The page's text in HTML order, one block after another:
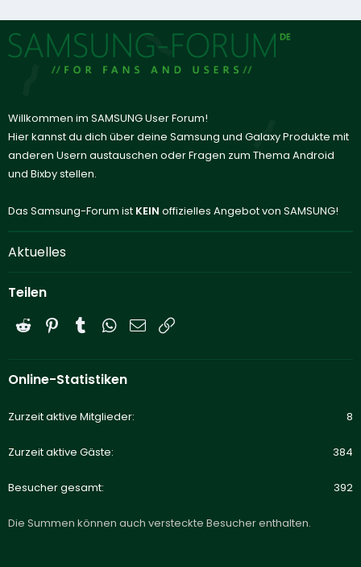
Willkommen im SAMSUNG User Forum!
Hier kannst du dich über deine Samsung und Galaxy Produkte mit
anderen Usern austauschen oder Fragen zum Thema Android
und Bixby stellen.
Das Samsung-Forum ist KEIN offizielles Angebot von SAMSUNG!
Aktuelles
Teilen
Reddit PinterestTumblrWhatsApp
E-Mail
Online-Statistiken
Zurzeit aktive Mitglieder 8
Zurzeit aktive Gäste 384
Besucher gesamt 392
Die Summen können auch versteckte Besucher enthalten.